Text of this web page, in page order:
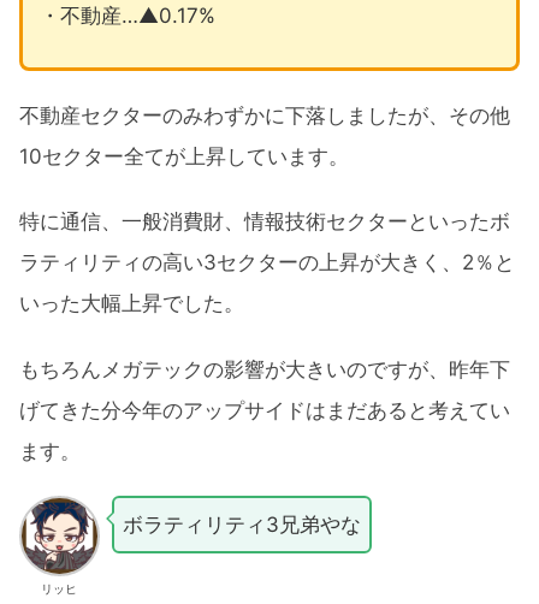
・不動産…▲0.17%
不動産セクターのみわずかに下落しましたが、その他
10セクター全てが上昇しています。
特に通信、一般消費財、情報技術セクターといったボ
ラティリティの高い3セクターの上昇が大きく、2％と
いった大幅上昇でした。
もちろんメガテックの影響が大きいのですが、昨年下
げてきた分今年のアップサイドはまだあると考えてい
ます。
リッヒ
ボラティリティ3兄弟やな